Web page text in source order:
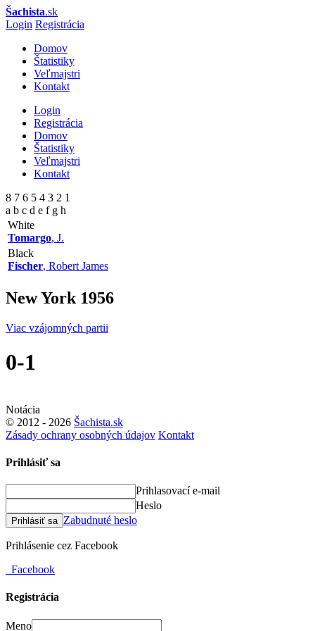
Šachista.sk
Login Registrácia
Domov
Štatistiky
Veľmajstri
Kontakt
Login
Registrácia
Domov
Štatistiky
Veľmajstri
Kontakt
8 7 6 5 4 3 2 1
a b c d e f g h
White
Tomargo, J.
Black
Fischer, Robert James
New York 1956
Viac vzájomných partii
0-1
Notácia
© 2012 - 2026 Šachista.sk
Zásady ochrany osobných údajov Kontakt
Prihlásiť sa
Prihlasovací e-mail
Heslo
Prihlásiť sa Zabudnuté heslo
Prihlásenie cez Facebook
Facebook
Registrácia
Meno